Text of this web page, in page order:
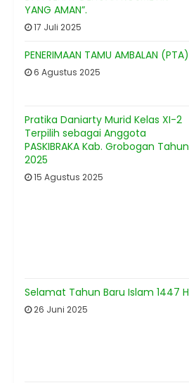
YANG AMAN”.
17 Juli 2025
PENERIMAAN TAMU AMBALAN (PTA)
6 Agustus 2025
Pratika Daniarty Murid Kelas XI-2
Terpilih sebagai Anggota
PASKIBRAKA Kab. Grobogan Tahun
2025
15 Agustus 2025
Selamat Tahun Baru Islam 1447 H
26 Juni 2025